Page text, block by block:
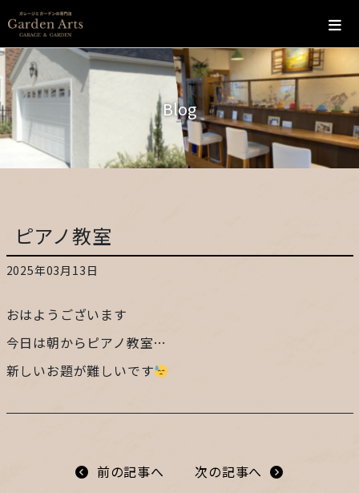
ホーム
会社概要
こだわり
施工実績
お問い合わせ
ガレージ&ガーデンのガーデンアーツ
Blog
ピアノ教室
2025年03月13日
おはようございます
今日は朝からピアノ教室…
新しいお題が難しいです
前の記事へ 次の記事へ